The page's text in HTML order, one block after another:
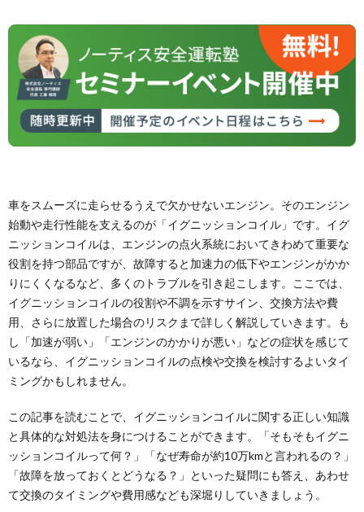
車をスムーズに走らせるうえで欠かせないエンジン。そのエンジン
始動や走行性能を支えるのが「イグニッションコイル」です。イグ
ニッションコイルは、エンジンの点火系統においてきわめて重要な
役割を持つ部品ですが、故障すると加速力の低下やエンジンがかか
りにくくなるなど、多くのトラブルを引き起こします。ここでは、
イグニッションコイルの役割や不調を示すサイン、交換方法や費
用、さらに放置した場合のリスクまで詳しく解説していきます。も
し「加速が弱い」「エンジンのかかりが悪い」などの症状を感じて
いるなら、イグニッションコイルの点検や交換を検討するよいタイ
ミングかもしれません。
この記事を読むことで、イグニッションコイルに関する正しい知識
と具体的な対処法を身につけることができます。「そもそもイグニ
ッションコイルって何？」「なぜ寿命が約10万kmと言われるの？」
「故障を放っておくとどうなる？」といった疑問にも答え、あわせ
て交換のタイミングや費用感なども深堀りしていきましょう。